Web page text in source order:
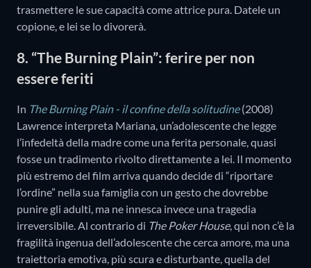
trasmettere le sue capacità come attrice pura. Datele un
copione, e lei se lo divorerà.
8. “The Burning Plain”: ferire per non
essere feriti
In The Burning Plain - il confine della solitudine(2008)
Lawrence interpreta Mariana, un’adolescente che legge
l’infedeltà della madre come una ferita personale, quasi
fosse un tradimento rivolto direttamente a lei. Il momento
più estremo del film arriva quando decide di “riportare
l’ordine” nella sua famiglia con un gesto che dovrebbe
punire gli adulti, ma ne innesca invece una tragedia
irreversibile. Al contrario di The Poker House, qui non c’è la
fragilità ingenua dell’adolescente che cerca amore, ma una
traiettoria emotiva, più scura e disturbante, quella del